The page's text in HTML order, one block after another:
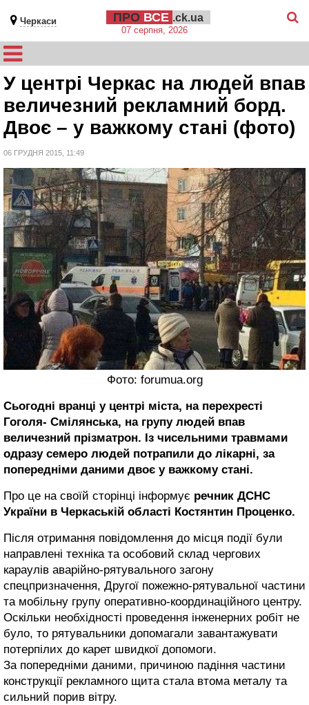
Черкаси ПРО ВСЕ .ck.ua
07 серпня, 2026
У центрі Черкас на людей впав
величезний рекламний борд.
Двоє – у важкому стані (фото)
06 ГРУДНЯ 2015, 11:49
Фото: forumua.org
Сьогодні вранці у центрі міста, на перехресті
Гоголя- Смілянська, на групу людей впав
величезний прізматрон. Із чисельними травмами
одразу семеро людей потрапили до лікарні, за
попередніми даними двоє у важкому стані.
Про це на своїй сторінці інформує речник ДСНС
України в Черкаській області Костянтин Проценко.
Після отримання повідомлення до місця події були
направлені техніка та особовий склад чергових
караулів аварійно-рятувального загону
спецпризначення, Другої пожежно-рятувальної частини
та мобільну групу оперативно-координаційного центру.
Оскільки необхідності проведення інженерних робіт не
було, то рятувальники допомагали завантажувати
потерпілих до карет швидкої допомоги.
За попередніми даними, причиною падіння частини
конструкції рекламного щита стала втома металу та
сильний порив вітру.